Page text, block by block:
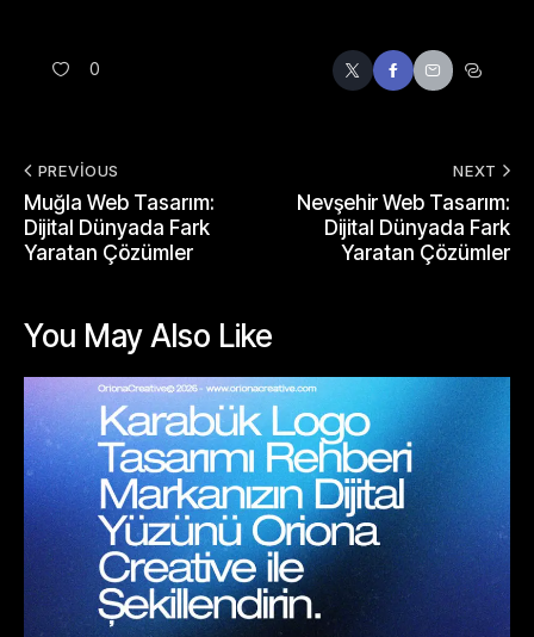
0
PREVIOUS
Muğla Web Tasarım:
Dijital Dünyada Fark
Yaratan Çözümler
NEXT
Nevşehir Web Tasarım:
Dijital Dünyada Fark
Yaratan Çözümler
You May Also Like